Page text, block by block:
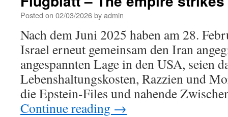
Posted on 02/03/2026byadmin
Nach dem Juni 2025 haben am 28.
Israel erneut gemeinsam den Iran
angespannten Lage in den USA, seien
Lebenshaltungskosten, Razzien und
die Epstein-Files und nahende
Continue reading →